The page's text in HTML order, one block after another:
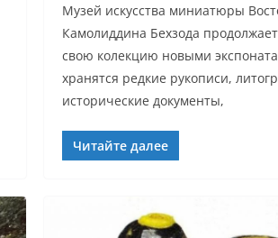
Музей искусства миниатюры
Камолиддина Бехзода
свою колекцию новыми
хранятся редкие рукописи,
исторические документы,
Читайте далее